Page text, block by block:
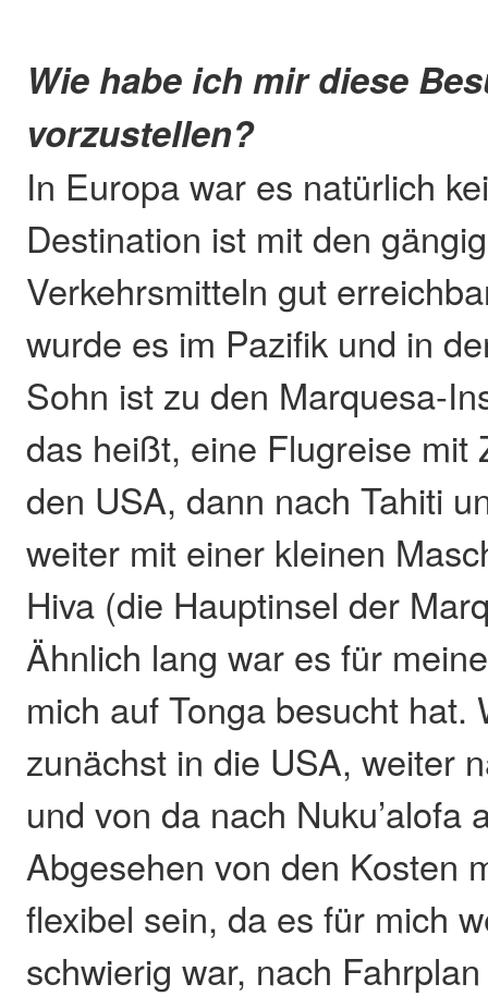
Wie habe ich mir diese
vorzustellen?
In Europa war es natürlich
Destination ist mit den
Verkehrsmitteln gut
wurde es im Pazifik und in
Sohn ist zu den Marquesa-
das heißt, eine Flugreise mit
den USA, dann nach Tahiti
weiter mit einer kleinen
Hiva (die Hauptinsel der
Ähnlich lang war es für
mich auf Tonga besucht hat.
zunächst in die USA, weiter
und von da nach Nuku’alofa
Abgesehen von den Kosten
flexibel sein, da es für mich
schwierig war, nach